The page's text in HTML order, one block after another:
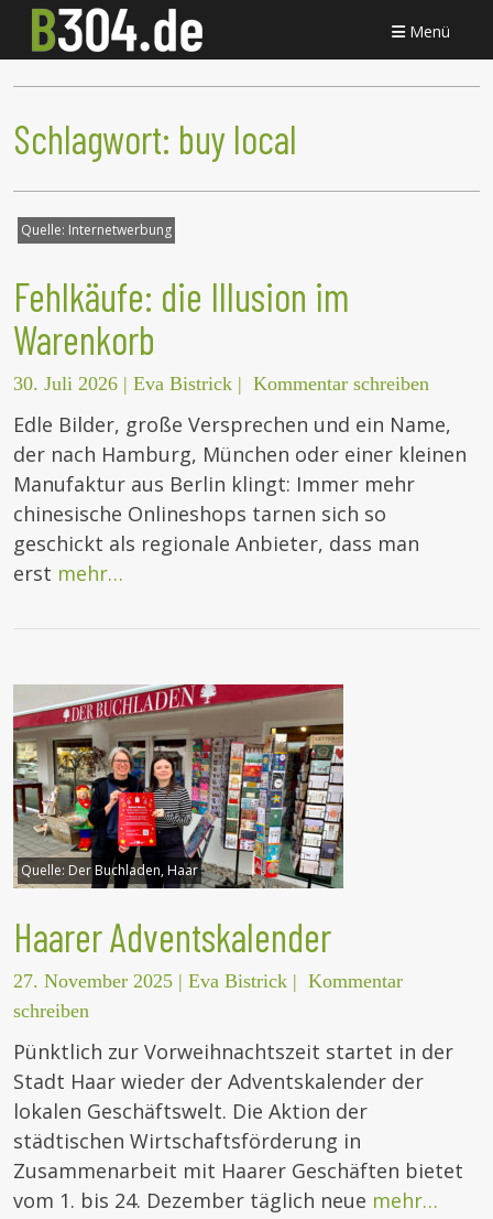
Menü
Schlagwort: buy local
Quelle: Internetwerbung
Fehlkäufe: die Illusion im
Warenkorb
30. Juli 2026 | Eva Bistrick | Kommentar schreiben
Edle Bilder, große Versprechen und ein Name,
der nach Hamburg, München oder einer kleinen
Manufaktur aus Berlin klingt: Immer mehr
chinesische Onlineshops tarnen sich so
geschickt als regionale Anbieter, dass man
erst mehr…
Quelle: Der Buchladen, Haar
Haarer Adventskalender
27. November 2025 | Eva Bistrick | Kommentar
schreiben
Pünktlich zur Vorweihnachtszeit startet in der
Stadt Haar wieder der Adventskalender der
lokalen Geschäftswelt. Die Aktion der
städtischen Wirtschaftsförderung in
Zusammenarbeit mit Haarer Geschäften bietet
vom 1. bis 24. Dezember täglich neue mehr…